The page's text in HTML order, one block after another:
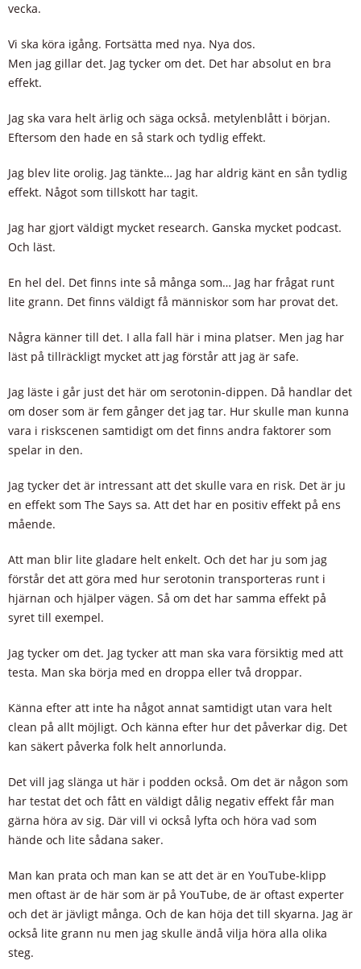
vecka.
Vi ska köra igång. Fortsätta med nya. Nya dos.
Men jag gillar det. Jag tycker om det. Det har absolut en bra
effekt.
Jag ska vara helt ärlig och säga också. metylenblått i början.
Eftersom den hade en så stark och tydlig effekt.
Jag blev lite orolig. Jag tänkte… Jag har aldrig känt en sån tydlig
effekt. Något som tillskott har tagit.
Jag har gjort väldigt mycket research. Ganska mycket podcast.
Och läst.
En hel del. Det finns inte så många som… Jag har frågat runt
lite grann. Det finns väldigt få människor som har provat det.
Några känner till det. I alla fall här i mina platser. Men jag har
läst på tillräckligt mycket att jag förstår att jag är safe.
Jag läste i går just det här om serotonin-dippen. Då handlar det
om doser som är fem gånger det jag tar. Hur skulle man kunna
vara i riskscenen samtidigt om det finns andra faktorer som
spelar in den.
Jag tycker det är intressant att det skulle vara en risk. Det är ju
en effekt som The Says sa. Att det har en positiv effekt på ens
mående.
Att man blir lite gladare helt enkelt. Och det har ju som jag
förstår det att göra med hur serotonin transporteras runt i
hjärnan och hjälper vägen. Så om det har samma effekt på
syret till exempel.
Jag tycker om det. Jag tycker att man ska vara försiktig med att
testa. Man ska börja med en droppa eller två droppar.
Känna efter att inte ha något annat samtidigt utan vara helt
clean på allt möjligt. Och känna efter hur det påverkar dig. Det
kan säkert påverka folk helt annorlunda.
Det vill jag slänga ut här i podden också. Om det är någon som
har testat det och fått en väldigt dålig negativ effekt får man
gärna höra av sig. Där vill vi också lyfta och höra vad som
hände och lite sådana saker.
Man kan prata och man kan se att det är en YouTube-klipp
men oftast är de här som är på YouTube, de är oftast experter
och det är jävligt många. Och de kan höja det till skyarna. Jag är
också lite grann nu men jag skulle ändå vilja höra alla olika
steg.